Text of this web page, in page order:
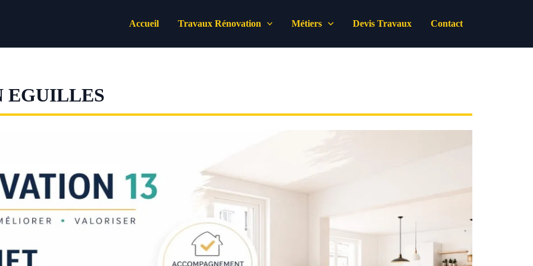
Accueil Travaux Rénovation Métiers Devis Travaux Contact
EGUILLES